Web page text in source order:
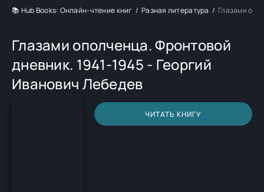
📚 Hub Books: Онлайн-чтение книг Разная литература Глазами
Глазами ополченца. Фронтовой
дневник. 1941-1945 - Георгий
Иванович Лебедев
ЧИТАТЬ КНИГУ